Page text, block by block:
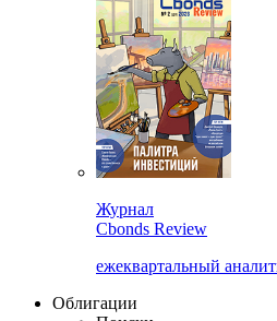
Сбондс-ТВ
Cbonds для СМИ
Глоссарий
Cbonds Review